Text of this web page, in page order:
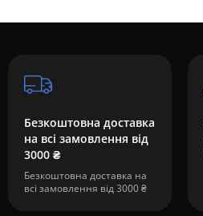
Безкоштовна доставка
на всі замовлення від
3000 ₴
Безкоштовна доставка на
всі замовлення від 3000 ₴